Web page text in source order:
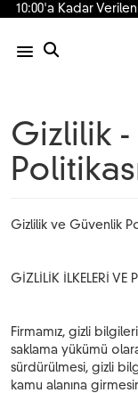
10:00'a Kadar
Gizlilik
Gizlilik ve Güvenlik
GİZLİLİK İLKELERİ VE
Firmamız, gizli
saklama yükümü
sürdürülmesi, gizli
kamu alanına